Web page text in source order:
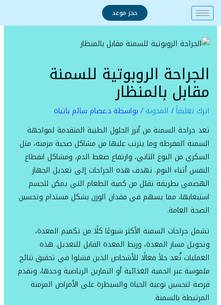
تخطي
إلى
حجز موعد
الجراحة الروبوتية للسمنة
مقابل بالمنظار
اترك تعليقاً/ المدونة / بواسطة د.عصام سالم باتياه
تعد جراحة السمنة من أبرز الحلول الطبية المتقدمة لمواجهة
السمنة المفرطة وما يترتب عليها من مشاكل صحية مزمنة، مثل
السكري من النوع الثاني، وارتفاع ضغط الدم، ومشاكل انقطاع
النفس أثناء النوم. تهدف هذه الجراحات إلى تعديل الجهاز
الهضمي بطريقة تقلل من كمية الطعام التي يمكن للجسم
استيعابها، مما يسهم في فقدان الوزن بشكل مستدام وتحسين
الصحة العامة.
تشمل جراحات السمنة الأكثر شيوعًا كلًا من تكميم المعدة،
وتحويل مسار المعدة، وربط المعدة القابل للتعديل. هذه
العمليات تُعد حلاً فعالًا للأشخاص الذين فشلوا في تحقيق نتائج
ملموسة عبر الحمية الغذائية أو التمارين الرياضية وحدها، وتقدم
فرصة لتحسين نوعية الحياة والسيطرة على الأمراض المزمنة
المرتبطة بالسمنة.